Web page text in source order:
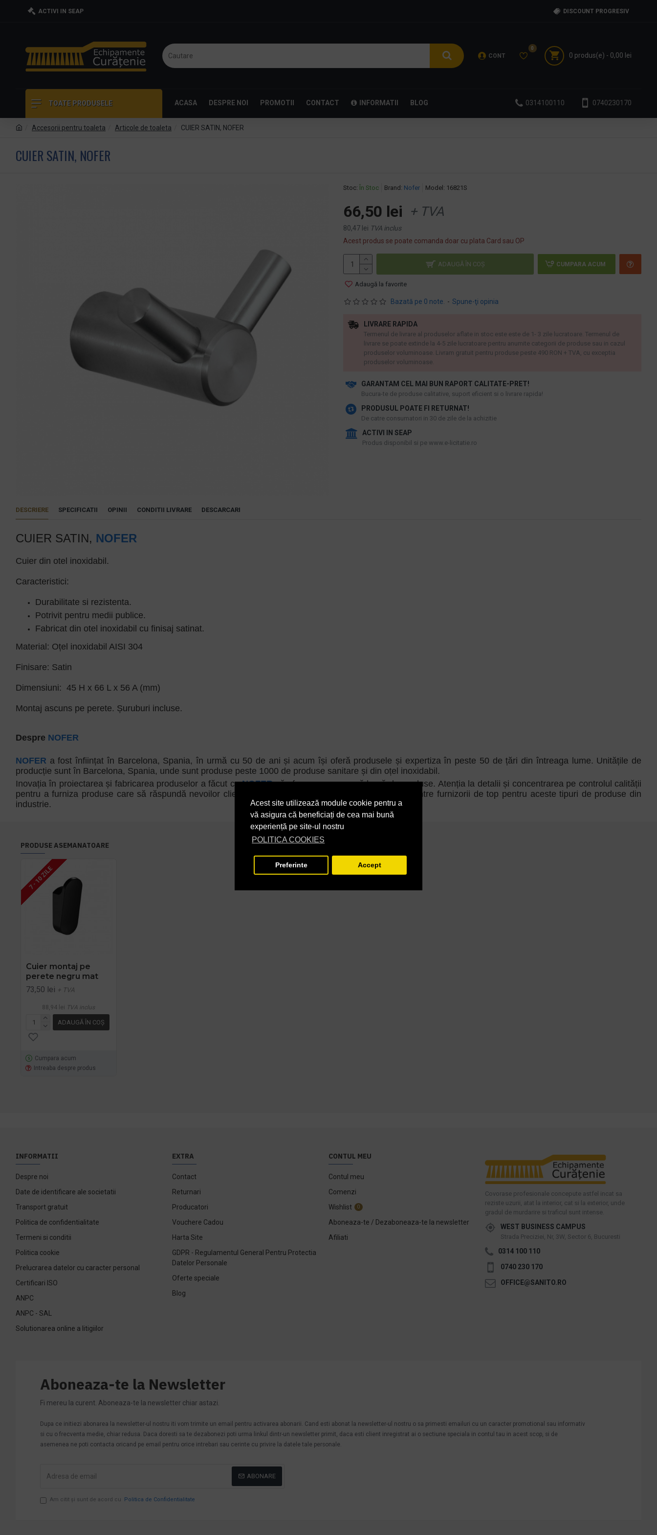
Acest site utilizează module cookie pentru a
vă asigura că beneficiați de cea mai bună
experiență pe site-ul nostru
POLITICA COOKIES
Preferinte Accept
ACTIVI IN SEAP DISCOUNT PROGRESIV
CONT
0
0 produs(e) - 0,00 lei
TOATE PRODUSELE ACASA DESPRE NOI PROMOTII CONTACT INFORMATII BLOG 0314100110 0740230170
Accesorii pentru toaleta Articole de toaleta CUIER SATIN, NOFER
CUIER SATIN, NOFER
Stoc: În Stoc Brand: Nofer Model: 16821S
Bazată pe 0 note. - Spune-ţi opinia
66,50 lei + TVA
80,47 lei TVA inclus
Acest produs se poate comanda doar cu plata Card sau OP
ADAUGĂ ÎN COŞ CUMPARA ACUM
Adaugă la favorite
GARANTAM CEL MAI BUN RAPORT CALITATE-PRET!
​Bucura-te de produse calitative, suport eficient si o livrare rapida!
PRODUSUL POATE FI RETURNAT!
De catre consumatori in 30 de zile de la achizitie
ACTIVI IN SEAP
Produs disponibil si pe www.e-licitatie.ro
LIVRARE RAPIDA
Termenul de livrare al produselor aflate in stoc este este de 1- 3 zile lucratoare. Termenul de
livrare se poate extinde la 4-5 zile lucratoare pentru anumite categorii de produse sau in cazul
produselor voluminoase. Livram gratuit pentru produse peste 490 RON + TVA, cu exceptia
produselor voluminoase.
DESCRIERE SPECIFICATII OPINII CONDITII LIVRARE DESCARCARI
CUIER SATIN, NOFER
Cuier din otel inoxidabil.
Caracteristici:
Durabilitate si rezistenta.
Potrivit pentru medii publice.
Fabricat din otel inoxidabil cu finisaj satinat.
Material: Oțel inoxidabil AISI 304
Finisare: Satin
Dimensiuni: 45 H x 66 L x 56 A (mm)
Montaj ascuns pe perete. Șuruburi incluse.
Despre NOFER
NOFER a fost înființat în Barcelona, Spania, în urmă cu 50 de ani și acum își oferă produsele și expertiza în peste 50 de țări din întreaga lume. Unitățile de
producție sunt în Barcelona, Spania, unde sunt produse peste 1000 de produse sanitare și din oțel inoxidabil.
Inovația în proiectarea și fabricarea produselor a făcut caNOFERsă ofere acum o gamă largă de produse. Atenția la detalii și concentrarea pe controlul calității
pentru a furniza produse care să răspundă nevoilor clienților înseamnă că
este acum unul dintre furnizorii de top pentru aceste tipuri de produse din
industrie.
PRODUSE ASEMANATOARE
7 - 10 ZILE
Cuier montaj pe
perete negru mat
73,50 lei + TVA
88,94 lei TVA inclus
ADAUGĂ ÎN COŞ
Cumpara acum
Intreaba despre produs
INFORMATII
Despre noi
Date de identificare ale societatii
Transport gratuit
Politica de confidentialitate
Termeni si conditii
Politica cookie
Prelucrarea datelor cu caracter personal
Certificari ISO
ANPC
ANPC - SAL
Solutionarea online a litigiilor
EXTRA
Contact
Returnari
Producatori
Vouchere Cadou
Harta Site
GDPR - Regulamentul General Pentru Protectia
Datelor Personale
Oferte speciale
Blog
CONTUL MEU
Contul meu
Comenzi
Wishlist
0
Aboneaza-te / Dezaboneaza-te la newsletter
Afiliati
Covorase profesionale concepute astfel incat sa
reziste uzurii, atat la interior, cat si la exterior, unde
gradul de murdarire si traficul sunt intense.
WEST BUSINESS CAMPUS
Strada Preciziei, Nr, 3W, Sector 6, Bucuresti
0314 100 110
0740 230 170
OFFICE@SANITO.RO
Aboneaza-te la Newsletter
Fi mereu la curent. Aboneaza-te la newsletter chiar astazi.
Dupa ce initiezi abonarea la newsletter-ul nostru iti vom trimite un email pentru activarea abonarii. Cand esti abonat la newsletter-ul nostru o sa primesti emailuri cu un caracter promotional sau informativ
si cu o frecventa medie, chiar redusa. Daca doresti sa te dezabonezi poti urma linkul dintr-un newsletter primit, daca esti client inregistrat ai o sectiune speciala in contul tau in acest scop, si de
asemenea ne poti contacta oricand pe email pentru orice intrebari sau cerinte cu privire la datele tale personale.
ABONARE
Am citit şi sunt de acord cu Politica de Confidentialitate